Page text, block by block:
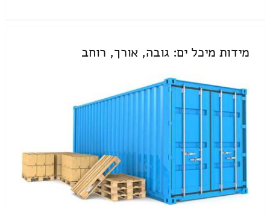
מידות מיכל ים: גובה, אורך, רוחב